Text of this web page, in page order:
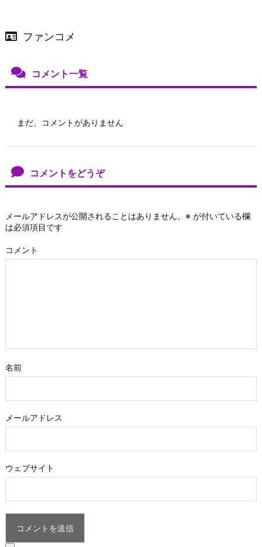
ファンコメ
コメント一覧
まだ、コメントがありません
コメントをどうぞ
メールアドレスが公開されることはありません。 ※ が付いている欄
は必須項目です
コメント
名前
メールアドレス
ウェブサイト